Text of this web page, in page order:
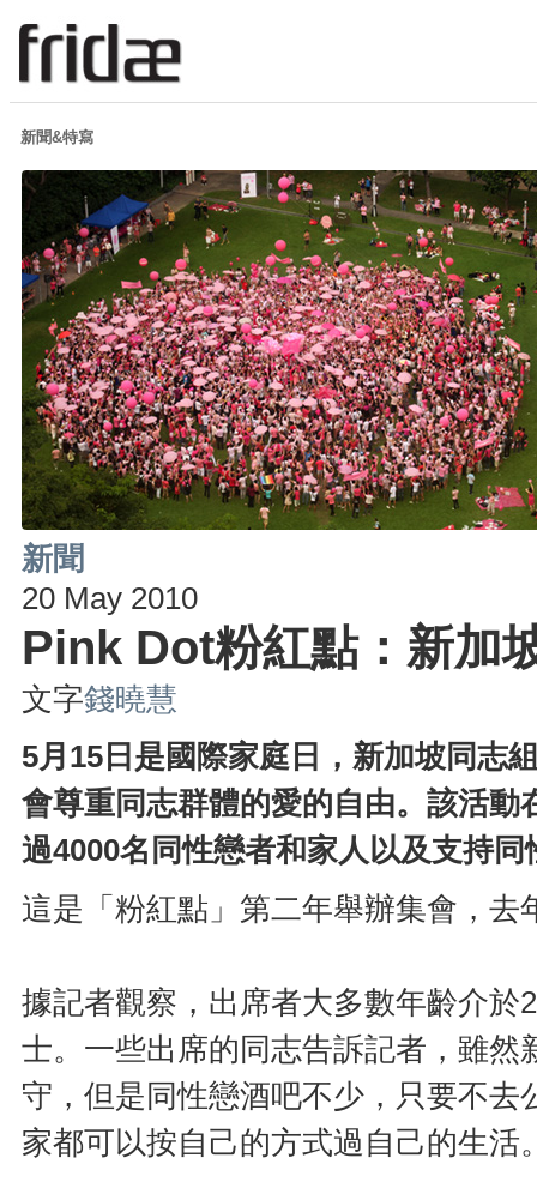
新聞&特寫
新聞
20 May 2010
Pink Dot粉紅點：新加
文字錢曉慧
5月15日是國際家庭日，新加坡同志
會尊重同志群體的愛的自由。該活
過4000名同性戀者和家人以及支持
這是「粉紅點」第二年舉辦集會，去
據記者觀察，出席者大多數年齡介於
士。一些出席的同志告訴記者，雖然
守，但是同性戀酒吧不少，只要不去
家都可以按自己的方式過自己的生活